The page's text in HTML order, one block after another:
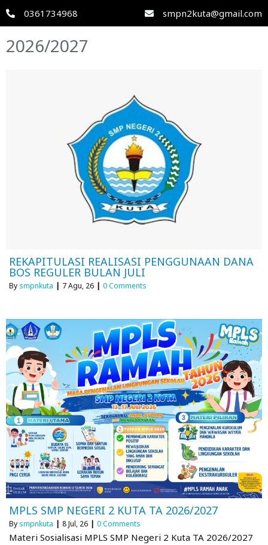
0361734968 smpn2kuta@gmail.com
2026/2027
REKAPITULASI REALISASI PENGGUNAAN DANA
BOS REGULER BULAN JULI
By smpnkuta | 7Agu, 26 | 0 Comments
MPLS SMP NEGERI 2 KUTA TA 2026/2027
By smpnkuta | 8Jul, 26 | 0 Comments
Materi Sosialisasi MPLS SMP Negeri 2 Kuta TA 2026/2027